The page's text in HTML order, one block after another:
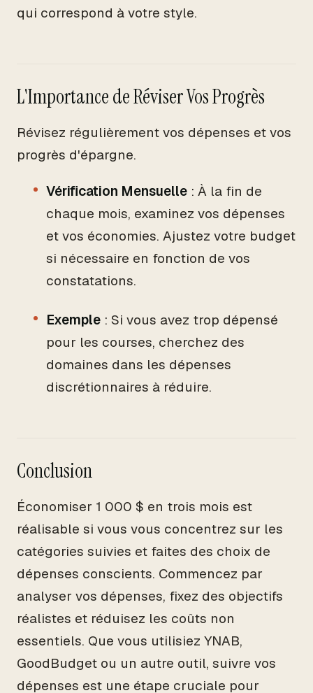
qui correspond à votre style.
L'Importance de Réviser Vos Progrès
Révisez régulièrement vos dépenses et vos
progrès d'épargne.
Vérification Mensuelle : À la fin de
chaque mois, examinez vos dépenses
et vos économies. Ajustez votre budget
si nécessaire en fonction de vos
constatations.
Exemple : Si vous avez trop dépensé
pour les courses, cherchez des
domaines dans les dépenses
discrétionnaires à réduire.
Conclusion
Économiser 1 000 $ en trois mois est
réalisable si vous vous concentrez sur les
catégories suivies et faites des choix de
dépenses conscients. Commencez par
analyser vos dépenses, fixez des objectifs
réalistes et réduisez les coûts non
essentiels. Que vous utilisiez YNAB,
GoodBudget ou un autre outil, suivre vos
dépenses est une étape cruciale pour